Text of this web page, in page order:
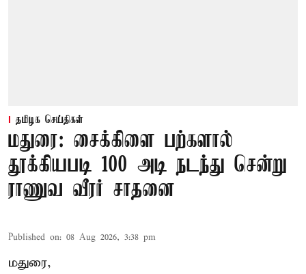
தமிழக செய்திகள்
மதுரை: சைக்கிளை பற்களால்
தூக்கியபடி 100 அடி நடந்து சென்று
ராணுவ வீரர் சாதனை
Published on: 08 Aug 2026, 3:38 pm
மதுரை,